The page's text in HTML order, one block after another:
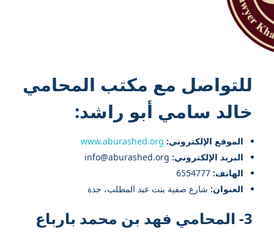
للتواصل مع مكتب المحامي
خالد سامي أبو راشد:
الموقع الإلكتروني: www.aburashed.org
البريد الإلكتروني:
الهاتف: 6554777
العنوان: شارع صفية بنت عبد المطلب، جدة
3- المحامي فهد بن محمد بارباع